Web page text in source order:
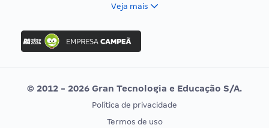
Concurso Ibama
Concurso MPU
Editais publicados
Vunesp
CONCURSOS POR PROFISSÃO
EXAME DE ORDEM
Veja mais
© 2012 - 2026 Gran Tecnologia e Educação S/A.
Política de privacidade
Termos de uso